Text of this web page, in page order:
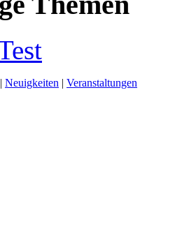
| Neuigkeiten | Veranstaltungen